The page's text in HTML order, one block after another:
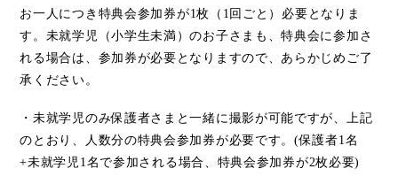
お一人につき特典会参加券が1枚（ 1 回ごと）必要となりま
す。未就学児（小学生未満）のお子さまも、特典会に参加さ
れる場合は、参加券が必要となりますので、あらかじめご了
承ください。
・未就学児のみ保護者さまと一緒に撮影が可能ですが、上記
のとおり、人数分の特典会参加券が必要です。(保護者1名
+未就学児1名で参加される場合、特典会参加券が2枚必要)